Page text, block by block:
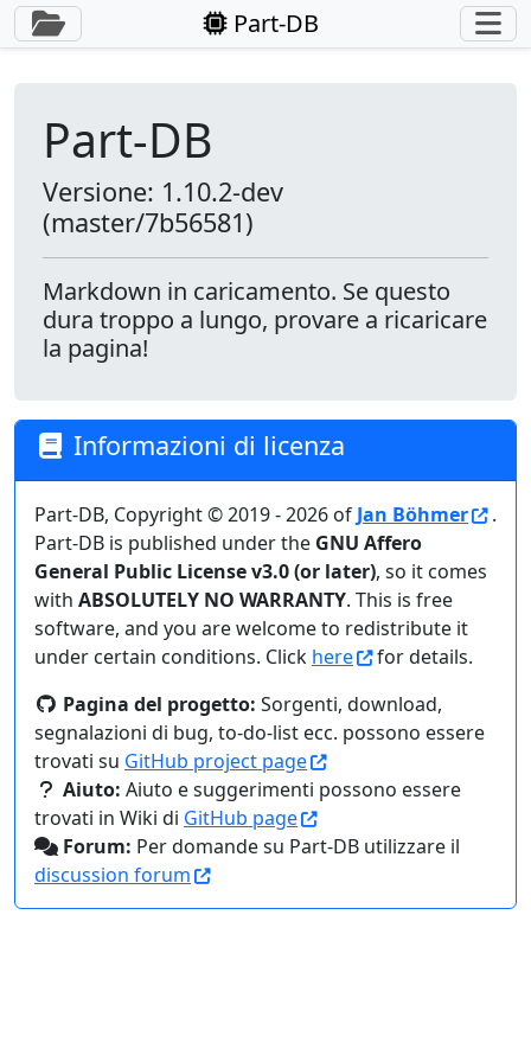
Commuta la barra laterale
Part-DB
Part-DB
Versione: 1.10.2-dev
(master/7b56581)
Markdown in caricamento. Se questo
dura troppo a lungo, provare a ricaricare
la pagina!
Informazioni di licenza
Part-DB, Copyright © 2019 - 2026 of Jan Böhmer
.
Part-DB is published under the GNU Affero
General Public License v3.0 (or later), so it comes
with ABSOLUTELY NO WARRANTY. This is free
software, and you are welcome to redistribute it
under certain conditions. Click here
for details.
Pagina del progetto: Sorgenti, download,
segnalazioni di bug, to-do-list ecc. possono essere
trovati su GitHub project page
Aiuto: Aiuto e suggerimenti possono essere
trovati in Wiki di GitHub page
Forum: Per domande su Part-DB utilizzare il
discussion forum